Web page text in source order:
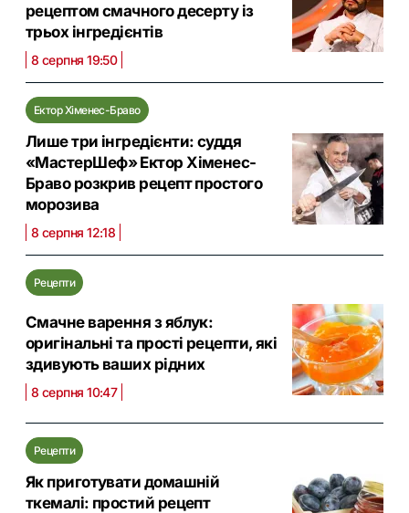
рецептом смачного десерту із
трьох інгредієнтів
8 серпня 19:50
Ектор Хіменес-Браво
Лише три інгредієнти: суддя
«МастерШеф» Ектор Хіменес-
Браво розкрив рецепт простого
морозива
8 серпня 12:18
Рецепти
Смачне варення з яблук:
оригінальні та прості рецепти, які
здивують ваших рідних
8 серпня 10:47
Рецепти
Як приготувати домашній
ткемалі: простий рецепт